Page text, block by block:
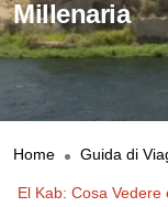
Millenaria
Home Guida di
El Kab: Cosa